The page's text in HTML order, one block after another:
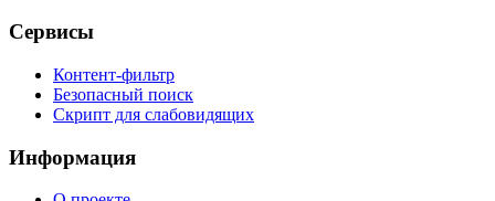
Сервисы
Контент-фильтр
Безопасный поиск
Скрипт для слабовидящих
Информация